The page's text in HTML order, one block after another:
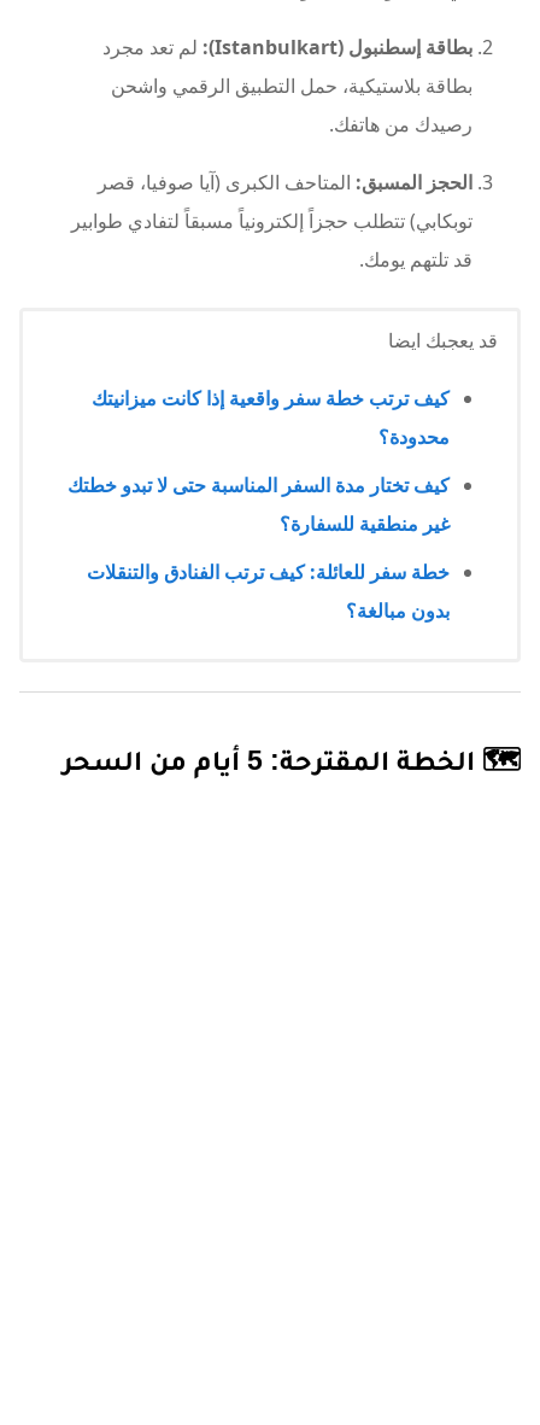
بطاقة إسطنبول (Istanbulkart):
لم تعد مجرد
بطاقة بلاستيكية، حمل التطبيق الرقمي واشحن
رصيدك من هاتفك.
الحجز المسبق: المتاحف الكبرى (آيا صوفيا، قصر
توبكابي) تتطلب حجزاً إلكترونياً مسبقاً لتفادي طوابير
قد تلتهم يومك.
قد يعجبك ايضا
كيف ترتب خطة سفر واقعية إذا كانت ميزانيتك
محدودة؟
كيف تختار مدة السفر المناسبة حتى لا تبدو خطتك
غير منطقية للسفارة؟
خطة سفر للعائلة: كيف ترتب الفنادق والتنقلات
بدون مبالغة؟
🗺️ الخطة المقترحة: 5 أيام من السحر